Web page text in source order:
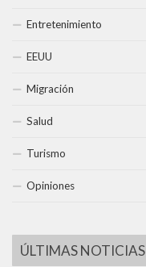
Entretenimiento
EEUU
Migración
Salud
Turismo
Opiniones
ÚLTIMAS NOTICIAS